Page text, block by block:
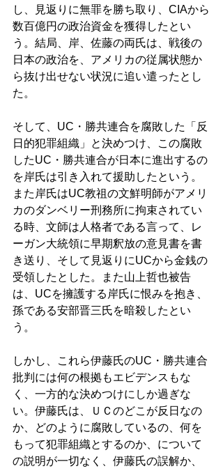
し、見返りに無罪を勝ち取り、CIAから
数百億円の政治資金を獲得したとい
う。結局、岸、佐藤の両氏は、戦後の
日本の政治を、アメリカの従属状態か
ら抜け出せない状況に追い遣ったとし
た。
そして、UC・勝共連合を腐敗した「反
日的犯罪組織」と決めつけ、この腐敗
したUC・勝共連合が日本に進出するの
を岸氏は引き入れて援助したという。
また岸氏はUC教祖の文鮮明師がアメリ
カのダンベリー刑務所に拘束されてい
る時、文師は人格者である言って、レ
ーガン大統領に早期釈放の意見書を書
き送り、そして見返りにUCから金銭の
受領したとした。また山上哲也被告
は、UCを擁護する岸氏に恨みを抱き、
孫である安部晋三氏を暗殺したとい
う。
しかし、これら伊藤氏のUC・勝共連合
批判には何の根拠もエビデンスもな
く、一方的な決めつけにしか過ぎな
い。伊藤氏は、ＵＣのどこが反日なの
か、どのように腐敗しているの、何を
もって犯罪組織とするのか、について
の説明が一切なく、伊藤氏の誤解か、